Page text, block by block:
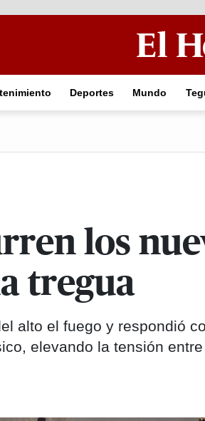
Deportes Mundo
los
tregua
alto el fuego y respondió
elevando la tensión